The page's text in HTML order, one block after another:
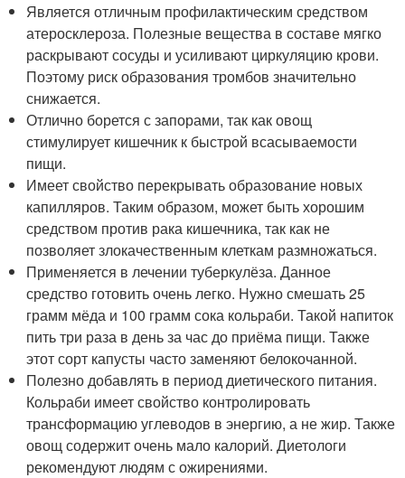
Является отличным профилактическим средством
атеросклероза. Полезные вещества в составе мягко
раскрывают сосуды и усиливают циркуляцию крови.
Поэтому риск образования тромбов значительно
снижается.
Отлично борется с запорами, так как овощ
стимулирует кишечник к быстрой всасываемости
пищи.
Имеет свойство перекрывать образование новых
капилляров. Таким образом, может быть хорошим
средством против рака кишечника, так как не
позволяет злокачественным клеткам размножаться.
Применяется в лечении туберкулёза. Данное
средство готовить очень легко. Нужно смешать 25
грамм мёда и 100 грамм сока кольраби. Такой напиток
пить три раза в день за час до приёма пищи. Также
этот сорт капусты часто заменяют белокочанной.
Полезно добавлять в период диетического питания.
Кольраби имеет свойство контролировать
трансформацию углеводов в энергию, а не жир. Также
овощ содержит очень мало калорий. Диетологи
рекомендуют людям с ожирениями.